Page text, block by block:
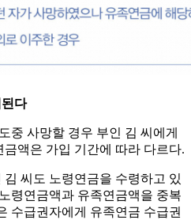
다
중 사망할 경우 부인 김 씨에게
액은 가입 기간에 따라 다르다.
씨도 노령연금을 수령하고 있
령연금액과 유족연금액을 중복
수급권자에게 유족연금 수급권